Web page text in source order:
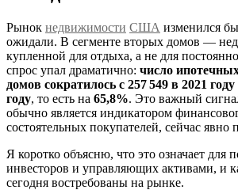
Рынок недвижимости США изменился
ожидали. В сегменте вторых домов —
купленной для отдыха, а не для
спрос упал драматично: число
домов сократилось с 257 549 в 2021
году, то есть на 65,8%. Это важный
обычно является индикатором
состоятельных покупателей, сейчас явно
Я коротко объясню, что это означает для
инвесторов и управляющих активами, и
сегодня востребованы на рынке.